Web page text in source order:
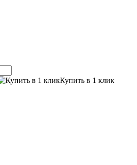
Купить в 1 клик